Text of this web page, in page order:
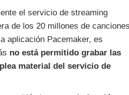
el servicio de streaming
de los 20 millones de
aplicación Pacemaker, es
no está permitido grabar las
material del servicio de